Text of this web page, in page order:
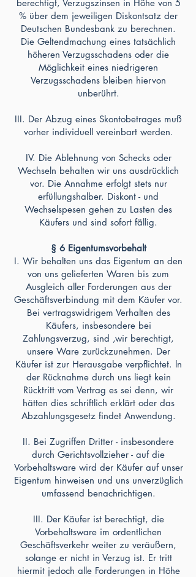
berechtigt, Verzugszinsen in Höhe von 5
% über dem jeweiligen Diskontsatz der
Deutschen Bundesbank zu berechnen.
Die Geltendmachung eines tatsächlich
höheren Verzugsschadens oder die
Möglichkeit eines niedrigeren
Verzugsschadens bleiben hiervon
unberührt.
III. Der Abzug eines Skontobetrages muß
vorher individuell vereinbart werden.
IV. Die Ablehnung von Schecks oder
Wechseln behalten wir uns ausdrücklich
vor. Die Annahme erfolgt stets nur
erfüllungshalber. Diskont - und
Wechselspesen gehen zu Lasten des
Käufers und sind sofort fällig.
§ 6 Eigentumsvorbehalt
I. Wir behalten uns das Eigentum an den
von uns gelieferten Waren bis zum
Ausgleich aller Forderungen aus der
Geschäftsverbindung mit dem Käufer vor.
Bei vertragswidrigem Verhalten des
Käufers, insbesondere bei
Zahlungsverzug, sind ‚wir berechtigt,
unsere Ware zurückzunehmen. Der
Käufer ist zur Herausgabe verpflichtet. ln
der Rücknahme durch uns liegt kein
Rücktritt vom Vertrag es sei denn, wir
hätten dies schriftlich erklärt oder das
Abzahlungsgesetz findet Anwendung.
II. Bei Zugriffen Dritter - insbesondere
durch Gerichtsvollzieher - auf die
Vorbehaltsware wird der Käufer auf unser
Eigentum hinweisen und uns unverzüglich
umfassend benachrichtigen.
III. Der Käufer ist berechtigt, die
Vorbehaltsware im ordentlichen
Geschäftsverkehr weiter zu veräußern,
solange er nicht in Verzug ist. Er tritt
hiermit jedoch alle Forderungen in Höhe